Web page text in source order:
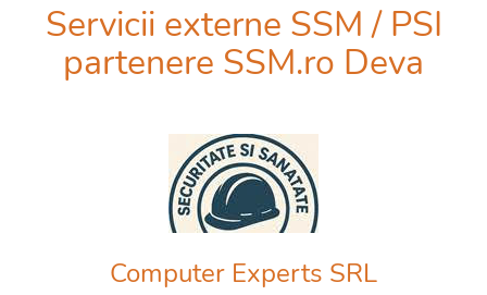
Servicii externe SSM / PSI
partenere SSM.ro Deva
Computer Experts SRL